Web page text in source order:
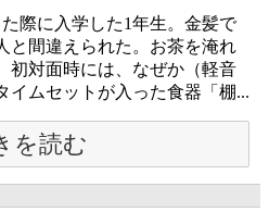
際に入学した1年生。金髪で
と間違えられた。お茶を淹れ
初対面時には、なぜか（軽音
イムセットが入った食器「棚...
を読む